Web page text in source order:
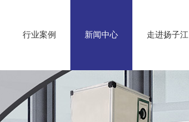
行业案例 新闻中心 走进扬子江